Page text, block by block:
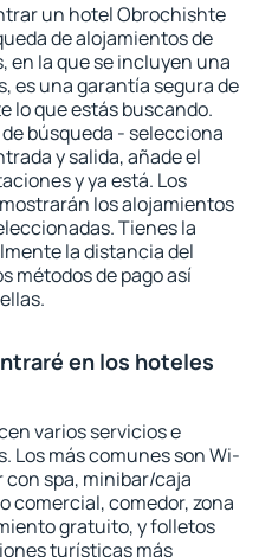
un hotel Obrochishte
de alojamientos de
en la que se incluyen una
es una garantía segura de
lo que estás buscando.
búsqueda - selecciona
y salida, añade el
y ya está. Los
los alojamientos
Tienes la
la distancia del
métodos de pago así
en los hoteles
varios servicios e
Los más comunes son Wi-
con spa, minibar/caja
comercial, comedor, zona
gratuito, y folletos
turísticas más